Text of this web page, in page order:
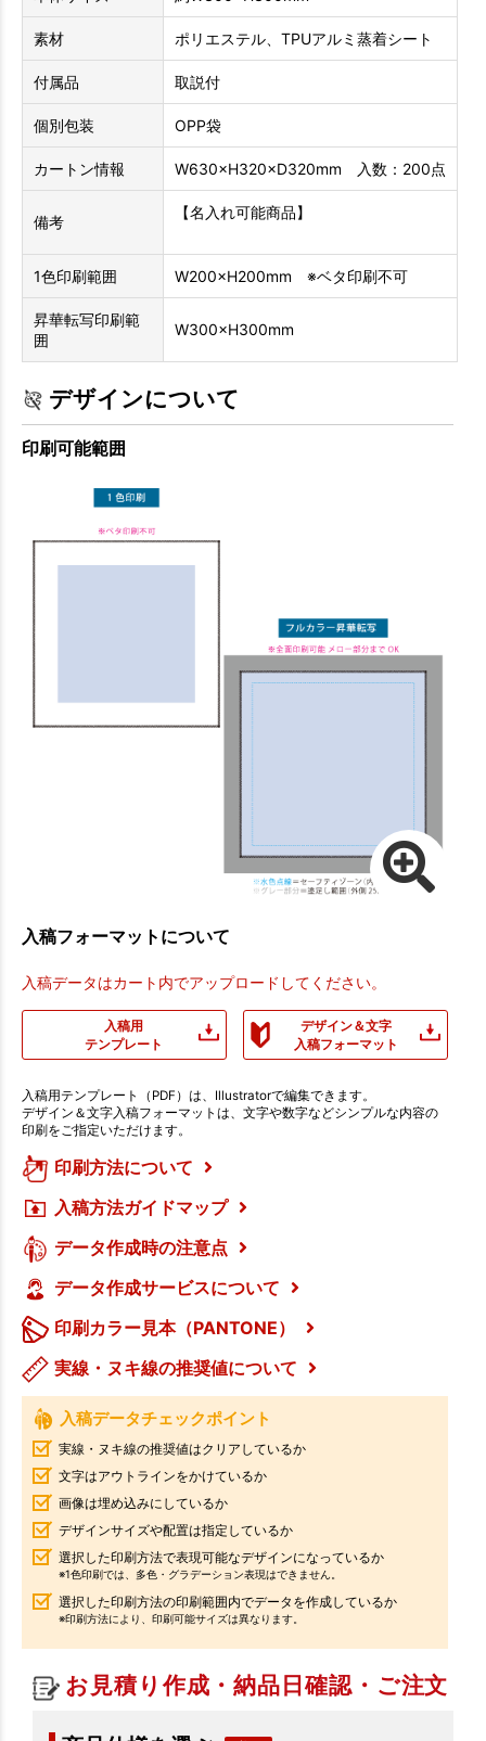
素材 ポリエステル、TPUアルミ蒸着シート
付属品 取説付
個別包装 OPP袋
カートン情報 W630×H320×D320mm 入数：200点
備考
【名入れ可能商品】
1色印刷範囲 W200×H200mm ※ベタ印刷不可
昇華転写印刷範
囲
W300×H300mm
デザインについて
印刷可能範囲
入稿フォーマットについて
入稿データはカート内でアップロードしてください。
入稿用
テンプレート
デザイン＆文字
入稿フォーマット
入稿用テンプレート（PDF）は、Illustratorで編集できます。
デザイン＆文字入稿フォーマットは、文字や数字などシンプルな内容の
印刷をご指定いただけます。
印刷方法について
入稿方法ガイドマップ
データ作成時の注意点
データ作成サービスについて
印刷カラー見本（PANTONE）
実線・ヌキ線の推奨値について
入稿データチェックポイント
実線・ヌキ線の推奨値はクリアしているか
文字はアウトラインをかけているか
画像は埋め込みにしているか
デザインサイズや配置は指定しているか
選択した印刷方法で表現可能なデザインになっているか
※1色印刷では、多色・グラデーション表現はできません。
選択した印刷方法の印刷範囲内でデータを作成しているか
※印刷方法により、印刷可能サイズは異なります。
お見積り作成・納品日確認・ご注文